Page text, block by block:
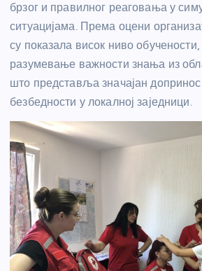
брзог и правилног реаговања у
ситуацијама. Према оцени
су показала висок ниво
разумевање важности знања из
што представља значајан
безбедности у локалној заједници.